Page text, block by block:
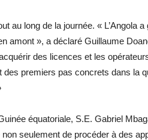
au long de la journée. « L’Angola a
amont », a déclaré Guillaume
des licences et les
premiers pas concrets dans la
équatoriale, S.E. Gabriel
seulement de procéder à des